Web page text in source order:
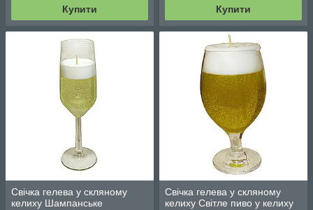
Купити Купити
Свічка гелева у скляному
келиху Шампанське
Свічка гелева у скляному
келиху Світле пиво у келиху